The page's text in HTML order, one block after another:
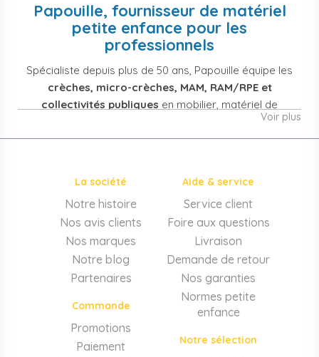
Papouille, fournisseur de matériel
petite enfance pour les
professionnels
Spécialiste depuis plus de 50 ans, Papouille équipe les
crèches, micro-crèches, MAM, RAM/RPE et
collectivités publiques en mobilier, matériel de
puériculture, jouets et équipement pour structures
d'accueil de la petite enfance. Notre offre couvre
Mobilier et équipement de crèche
Lits crèche en bois, couchettes empilables, meubles à
langer sur mesure en résine antibactérienne, tables et
chaises adaptées aux 0-6 ans, banc-vestiaire, barrières de
séparation. Tout le matériel pour aménager une structure
conforme aux normes PMI.
Matériel de puériculture professionnel
Poussettes 3 et 4 places, transats, chaises hautes, sièges
Voir plus
La société
Notre histoire
Nos avis clients
Nos marques
Notre blog
Partenaires
Commande
Promotions
Paiement
Aide & service
Service client
Foire aux questions
Livraison
Demande de retour
Nos garanties
Normes petite
enfance
Notre sélection